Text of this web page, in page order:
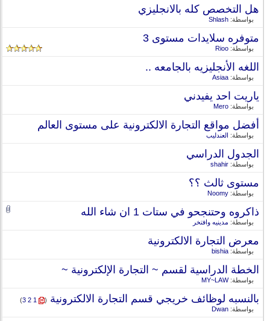
هل التخصص كله بالانجليزي
بواسطة:Shlash
متوفره سلايدات مستوى 3
بواسطة:Rioo
اللغه الأنجليزيه بالجامعه ..
بواسطة:Asiaa
ياريت احد يفيدني
بواسطة:Mero
أفضل مواقع التجارة الالكترونية على مستوى العالم
بواسطة:العندليب
الجدول الدراسي
بواسطة:shahir
مستوى ثالث ؟؟
بواسطة:Noomy
ذاكروه وحتنجحو في ستات 1 ان شاء الله
بواسطة:مدينيه وافتخر
معرض التجارة الالكترونية
بواسطة:bishia
الخطة الدراسية لقسم ~ التجارة الإلكترونية ~
بواسطة:MY~LAW
بالنسبه لوظائف خريجي قسم التجارة الالكترونية‏
(
1
2
3
)
بواسطة:Dwan